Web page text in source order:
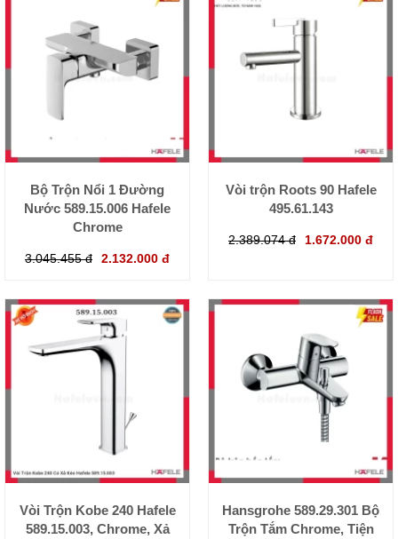
Bộ Trộn Nổi 1 Đường
Nước 589.15.006 Hafele
Chrome
3.045.455 đ 2.132.000 đ
Vòi trộn Roots 90 Hafele
495.61.143
2.389.074 đ 1.672.000 đ
Vòi Trộn Kobe 240 Hafele
589.15.003, Chrome, Xả
Hansgrohe 589.29.301 Bộ
Trộn Tắm Chrome, Tiện